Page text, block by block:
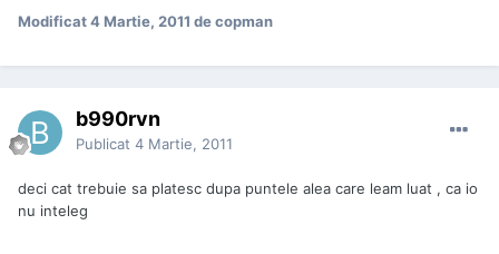
Modificat4 Martie, 2011 de copman
b990rvn
Publicat 4 Martie, 2011
deci cat trebuie sa platesc dupa puntele alea care leam luat , ca io
nu inteleg